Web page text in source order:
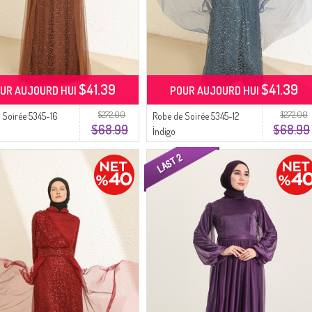
$272.00
$68.99
Soirée 5345-16
AUJOURD HUI$41.39
$272.00
$68.99
Robe de Soirée 5345-12
İndigo
POUR AUJOURD HUI $41.39